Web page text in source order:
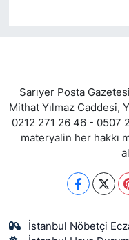
Sarıyer Posta
Mithat Yılmaz Caddesi,
0212 271 26 46 - 0507
materyalin her hakkı
İstanbul Nöbetçi